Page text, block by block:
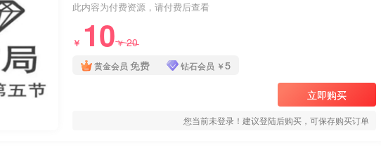
此内容为付费资源，请付费后查看
￥ 10￥20
黄金会员 免费 钻石会员 ￥5
立即购买
您当前未登录！建议登陆后购买，可保存购买订单